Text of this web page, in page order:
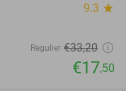
9.3 star
Regulier €33,20
€17,50